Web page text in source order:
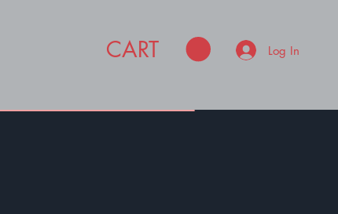
CART Log In